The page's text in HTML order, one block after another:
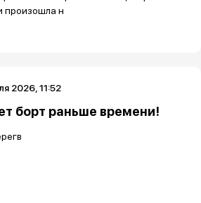
2026, 11:52
борт раньше времени!